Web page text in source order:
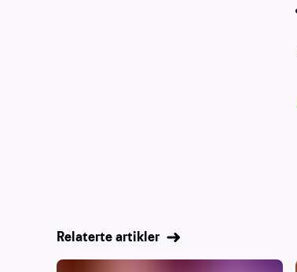
Relaterte artikler